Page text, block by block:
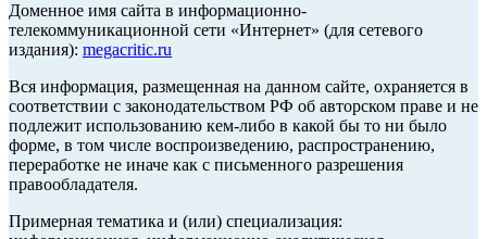
Доменное имя сайта в информационно-
телекоммуникационной сети «Интернет» (для сетевого
издания): megacritic.ru
Вся информация, размещенная на данном сайте, охраняется в
соответствии с законодательством РФ об авторском праве и не
подлежит использованию кем-либо в какой бы то ни было
форме, в том числе воспроизведению, распространению,
переработке не иначе как с письменного разрешения
правообладателя.
Примерная тематика и (или) специализация: